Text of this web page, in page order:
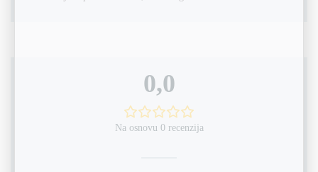
0,0
Na osnovu 0 recenzija